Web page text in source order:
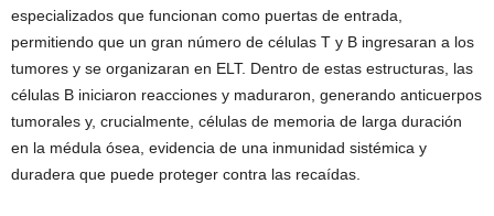
especializados que funcionan como puertas de entrada,
permitiendo que un gran número de células T y B ingresaran a los
tumores y se organizaran en ELT. Dentro de estas estructuras, las
células B iniciaron reacciones y maduraron, generando anticuerpos
tumorales y, crucialmente, células de memoria de larga duración
en la médula ósea, evidencia de una inmunidad sistémica y
duradera que puede proteger contra las recaídas.